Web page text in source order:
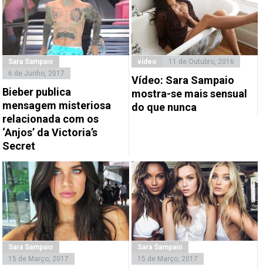
Sara Sampaio
6 de Junho, 2017
Bieber publica
mensagem misteriosa
relacionada com os
‘Anjos’ da Victoria’s
Secret
vídeo 11 de Outubro, 2016
Vídeo: Sara Sampaio
mostra-se mais sensual
do que nunca
Sara Sampaio
15 de Março, 2017
Sara Sampaio
15 de Março, 2017